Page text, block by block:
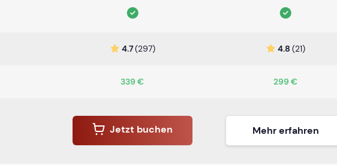
4.7(297) 4.8 (21)
339 € 299 €
Jetzt buchen Mehr erfahren